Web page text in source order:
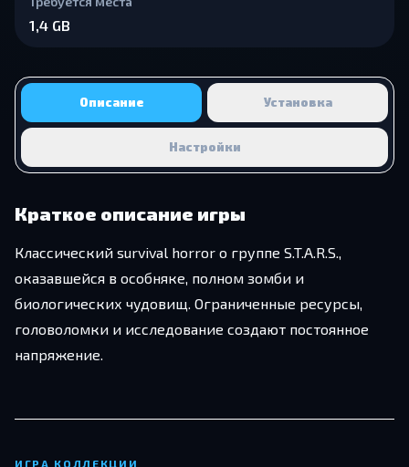
1,4 GB
Описание Установка
Настройки
Краткое описание игры
Классический survival horror о группе S.T.A.R.S.,
оказавшейся в особняке, полном зомби и
биологических чудовищ. Ограниченные ресурсы,
головоломки и исследование создают постоянное
напряжение.
ИГРА КОЛЛЕКЦИИ